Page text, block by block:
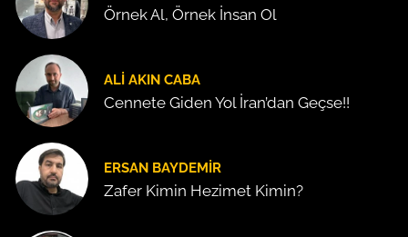
Örnek Al, Örnek İnsan Ol
ALI AKIN CABA
Cennete Giden Yol İran’dan Geçse!!
ERSAN BAYDEMIR
Zafer Kimin Hezimet Kimin?